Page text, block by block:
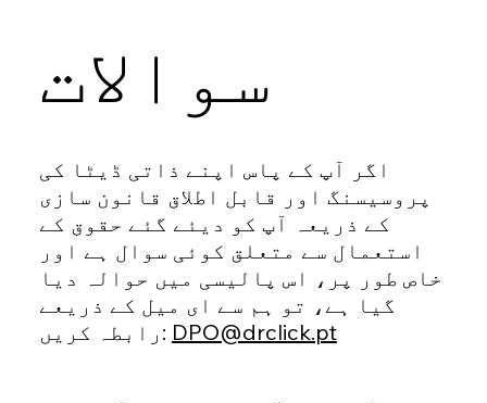
اگر آپ کے پاس اپنے ذاتی ڈیٹا کی
پروسیسنگ اور قابل اطلاق قانون سازی
کے ذریعہ آپ کو دیئے گئے حقوق کے
استعمال سے متعلق کوئی سوال ہے اور
خاص طور پر، اس پالیسی میں حوالہ دیا
گیا ہے، تو ہم سے ای میل کے ذریعے
رابطہ کریں: DPO@drclick.pt
سوالات